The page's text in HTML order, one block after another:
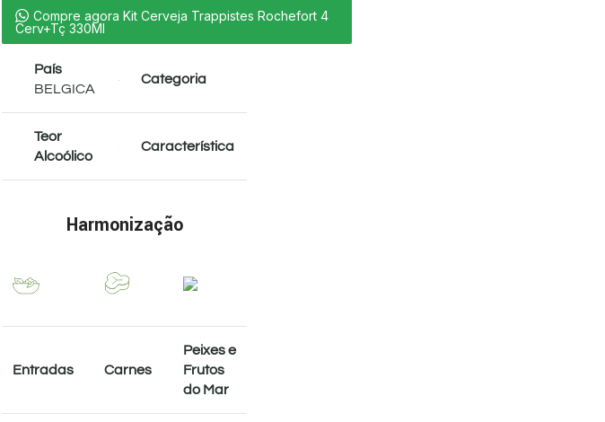
Compre agora Kit Cerveja Trappistes Rochefort 4
Cerv+Tç 330Ml
País
BELGICA
Categoria
Teor
Alcoólico
Característica
Harmonização
Entradas Carnes
Peixes e
Frutos
do Mar